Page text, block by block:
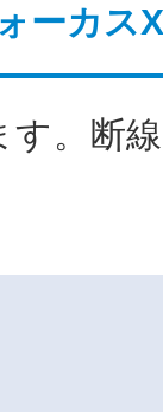
ーカス
す。断